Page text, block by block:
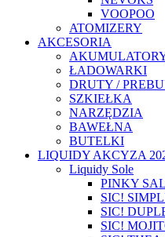
VOOPOO
ATOMIZERY
AKCESORIA
ŁADOWARKI
DRUTY /
SZKIEŁKA
NARZĘDZIA
BAWEŁNA
BUTELKI
LIQUIDY AKCYZA
Liquidy Sole
PINKY
SIC!
SIC!
SIC!